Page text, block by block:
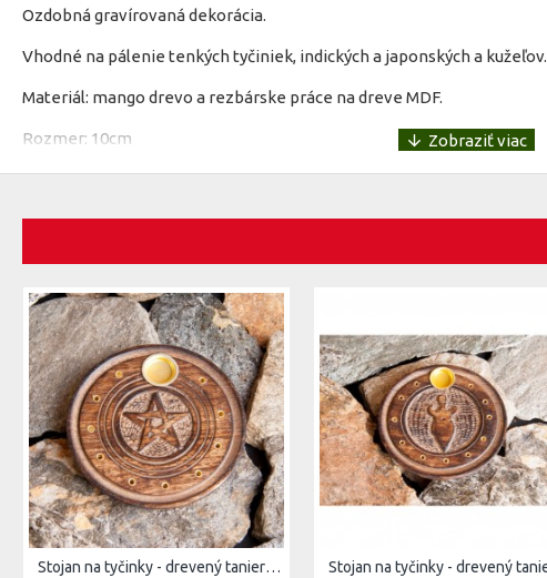
Ozdobná gravírovaná dekorácia.
Vhodné na pálenie tenkých tyčiniek, indických a japonských a kužeľov.
Materiál: mango drevo a rezbárske práce na dreve MDF.
Rozmer: 10cm
Stojan na tyčinky - drevený tanierový pentagram